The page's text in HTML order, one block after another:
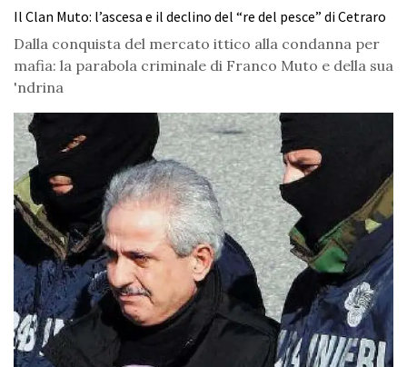
Il Clan Muto: l’ascesa e il declino del “re del pesce” di Cetraro
Dalla conquista del mercato ittico alla condanna per
mafia: la parabola criminale di Franco Muto e della sua
'ndrina